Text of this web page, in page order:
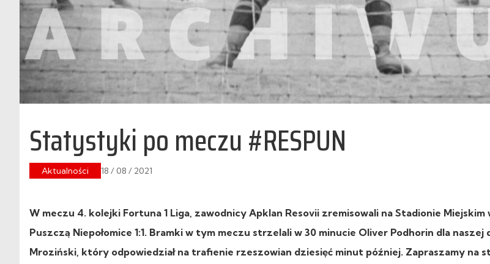
Statystyki po meczu #RESPUN
Aktualności 18 / 08 / 2021
W meczu 4. kolejki Fortuna 1 Liga, zawodnicy Apklan Resovii zremisowali na Stadionie Miejskim
Puszczą Niepołomice 1:1. Bramki w tym meczu strzelali w 30 minucie Oliver Podhorin dla
Mroziński, który odpowiedział na trafienie rzeszowian dziesięć minut później. Zapraszamy na